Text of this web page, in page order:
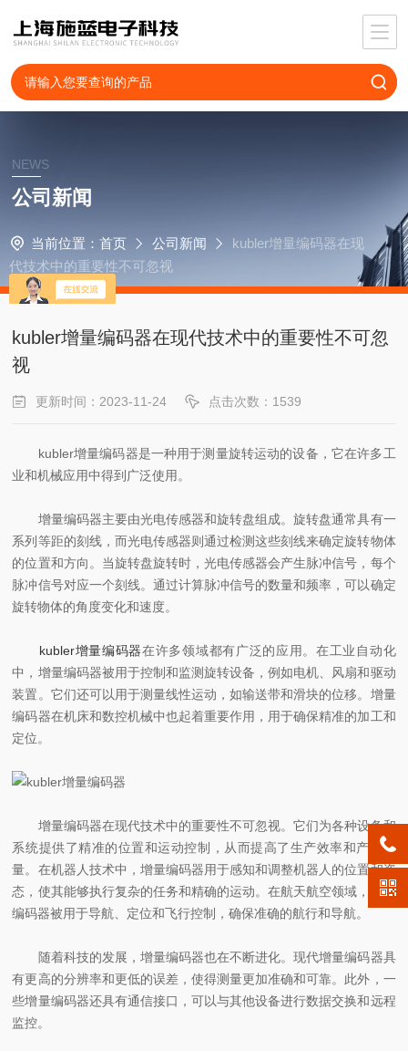
NEWS
公司新闻
当前位置： 首页 公司新闻
kubler增量编码器在现
代技术中的重要性不可忽视
kubler增量编码器在现代技术中的重要性不可忽
视
更新时间：2023-11-24 点击次数：1539
kubler增量编码器是一种用于测量旋转运动的设备，它在许多工
业和机械应用中得到广泛使用。
增量编码器主要由光电传感器和旋转盘组成。旋转盘通常具有一
系列等距的刻线，而光电传感器则通过检测这些刻线来确定旋转物体
的位置和方向。当旋转盘旋转时，光电传感器会产生脉冲信号，每个
脉冲信号对应一个刻线。通过计算脉冲信号的数量和频率，可以确定
旋转物体的角度变化和速度。
kubler增量编码器在许多领域都有广泛的应用。在工业自动化
中，增量编码器被用于控制和监测旋转设备，例如电机、风扇和驱动
装置。它们还可以用于测量线性运动，如输送带和滑块的位移。增量
编码器在机床和数控机械中也起着重要作用，用于确保精准的加工和
定位。
增量编码器在现代技术中的重要性不可忽视。它们为各种设备和
系统提供了精准的位置和运动控制，从而提高了生产效率和产品质
量。在机器人技术中，增量编码器用于感知和调整机器人的位置和姿
态，使其能够执行复杂的任务和精确的运动。在航天航空领域，增量
编码器被用于导航、定位和飞行控制，确保准确的航行和导航。
随着科技的发展，增量编码器也在不断进化。现代增量编码器具
有更高的分辨率和更低的误差，使得测量更加准确和可靠。此外，一
些增量编码器还具有通信接口，可以与其他设备进行数据交换和远程
监控。